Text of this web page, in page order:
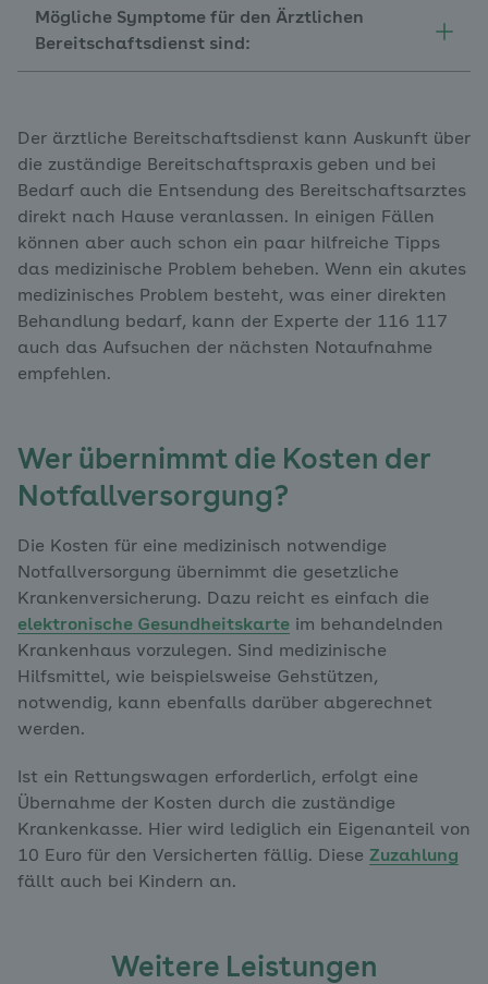
Mögliche Symptome für den Ärztlichen
Bereitschaftsdienst sind:
Der ärztliche Bereitschaftsdienst kann Auskunft über
die zuständige Bereitschaftspraxis geben und
bei
Bedarf auch die Entsendung des Bereitschaftsarztes
direkt nach Hause veranlassen. In einigen Fällen
können aber auch schon ein paar hilfreiche Tipps
das medizinische Problem beheben. Wenn ein akutes
medizinisches Problem besteht, was einer direkten
Behandlung bedarf, kann der Experte der 116 117
auch das Aufsuchen der nächsten Notaufnahme
empfehlen.
Wer übernimmt die Kosten der
Notfallversorgung?
Die Kosten für eine medizinisch notwendige
Notfallversorgung übernimmt die gesetzliche
Krankenversicherung. Dazu reicht es einfach die
elektronische Gesundheitskarte im behandelnden
Krankenhaus vorzulegen. Sind medizinische
Hilfsmittel, wie beispielsweise Gehstützen,
notwendig, kann ebenfalls darüber abgerechnet
werden.
Ist ein Rettungswagen erforderlich, erfolgt eine
Übernahme der Kosten durch die zuständige
Krankenkasse. Hier wird lediglich ein Eigenanteil von
10 Euro für den Versicherten fällig. Diese Zuzahlung
fällt auch bei Kindern an.
Weitere Leistungen